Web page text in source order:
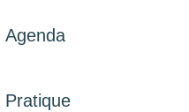
Agenda
Pratique